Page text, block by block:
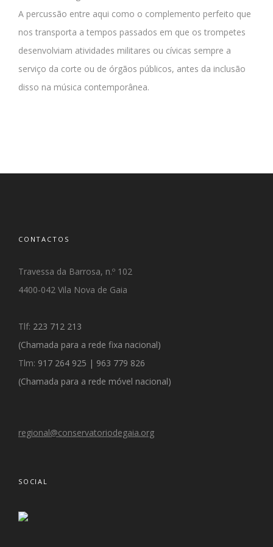
A percussão entre aqui como o complemento perfeito que
nos transporta a tempos passados em que os trompetes
desenvolviam atividades militares ou cívicas sempre a
serviço da corte ou de órgãos públicos, antes da inclusão
disso na música contemporânea.
CONTACTOS
Travessa da Barrosa, n.º 102
4400-042 Vila Nova de Gaia
Tlf: 223 712 213
(Chamada para a rede fixa nacional)
Tlm: 917 264 925 | 963 779 826
(Chamada para a rede móvel nacional)
regional@conservatoriodegaia.org
SOCIAL